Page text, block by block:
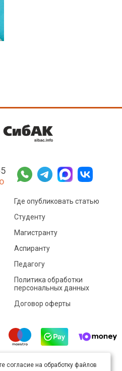
Где опубликовать статью
Студенту
Магистранту
Аспиранту
Педагогу
Политика обработки
персональных данных
Договор оферты
доступно полицензии Creative
согласие на обработку файлов